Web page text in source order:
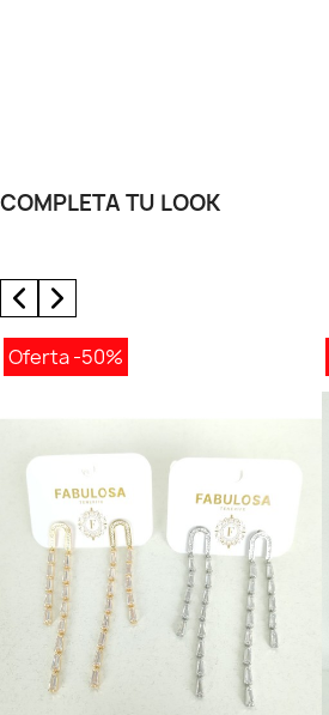
COMPLETA TU LOOK
Oferta-50%